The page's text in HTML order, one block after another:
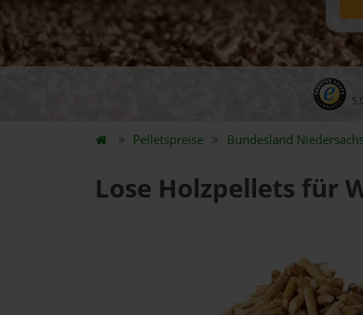
Pelletspreise Bundesland
Lose Holzpellets für